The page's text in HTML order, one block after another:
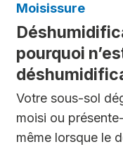
Moisissure
pourquoi
Votre sous-sol
moisi ou
même lorsque le